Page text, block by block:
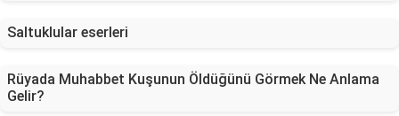
Saltuklular eserleri
Rüyada Muhabbet Kuşunun Öldüğünü Görmek Ne Anlama
Gelir?